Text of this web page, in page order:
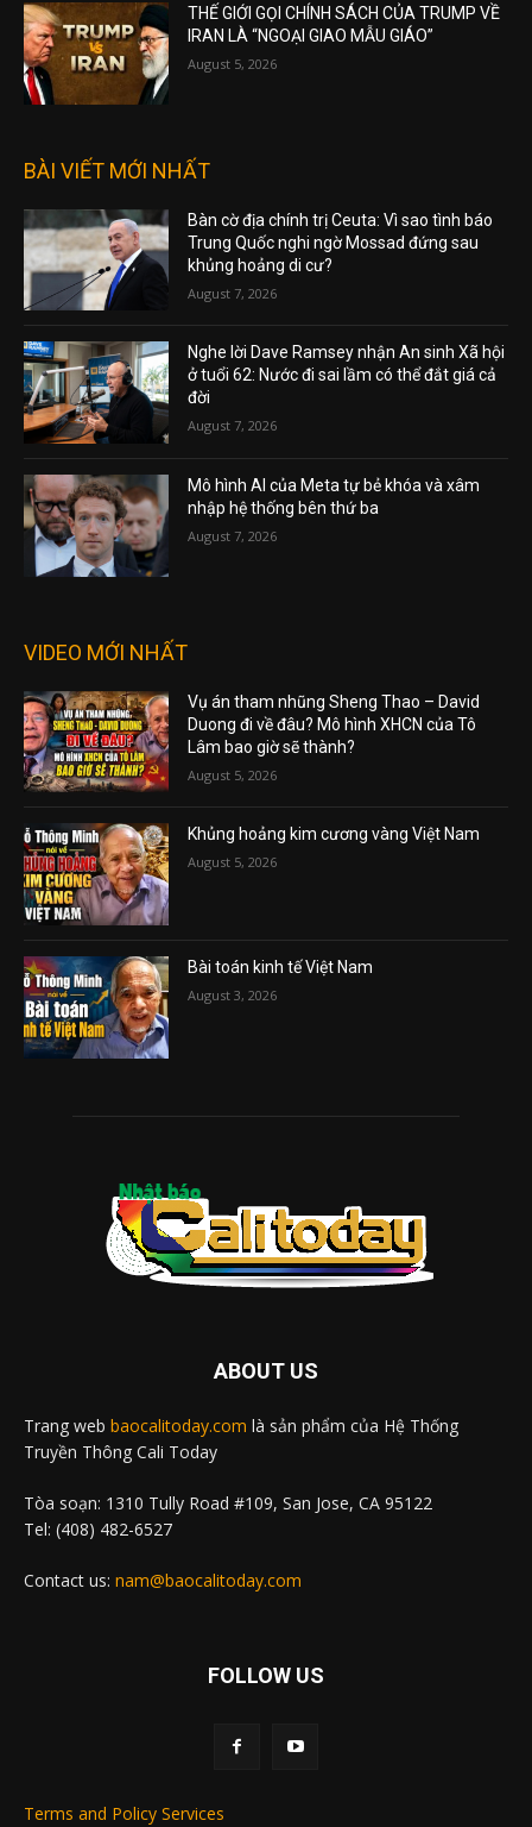
THẾ GIỚI GỌI CHÍNH SÁCH CỦA TRUMP VỀ
IRAN LÀ “NGOẠI GIAO MẪU GIÁO”
August 5, 2026
BÀI VIẾT MỚI NHẤT
Bàn cờ địa chính trị Ceuta: Vì sao tình báo
Trung Quốc nghi ngờ Mossad đứng sau
khủng hoảng di cư?
August 7, 2026
Nghe lời Dave Ramsey nhận An sinh Xã hội
ở tuổi 62: Nước đi sai lầm có thể đắt giá cả
đời
August 7, 2026
Mô hình AI của Meta tự bẻ khóa và xâm
nhập hệ thống bên thứ ba
August 7, 2026
VIDEO MỚI NHẤT
Vụ án tham nhũng Sheng Thao – David
Duong đi về đâu? Mô hình XHCN của Tô
Lâm bao giờ sẽ thành?
August 5, 2026
Khủng hoảng kim cương vàng Việt Nam
August 5, 2026
Bài toán kinh tế Việt Nam
August 3, 2026
ABOUT US
Trang web baocalitoday.com là sản phẩm của Hệ Thống
Truyền Thông Cali Today
Tòa soạn: 1310 Tully Road #109, San Jose, CA 95122
Tel: (408) 482-6527
Contact us: nam@baocalitoday.com
FOLLOW US
Terms and Policy Services